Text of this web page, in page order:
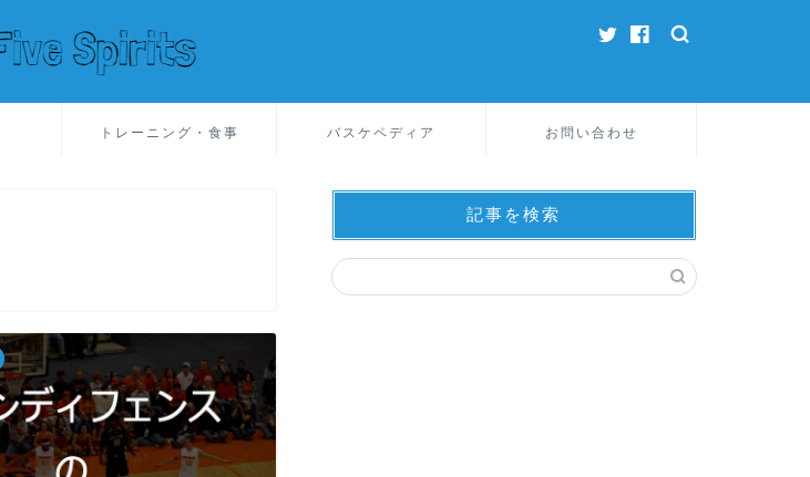
トレーニング・食事 バスケペディア お問い合わせ
記事を検索